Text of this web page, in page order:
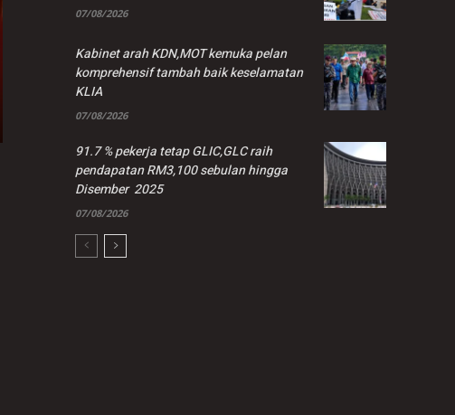
07/08/2026
Kabinet arah KDN,MOT kemuka pelan
komprehensif tambah baik keselamatan
KLIA
07/08/2026
91.7 % pekerja tetap GLIC,GLC raih
pendapatan RM3,100 sebulan hingga
Disember 2025
07/08/2026